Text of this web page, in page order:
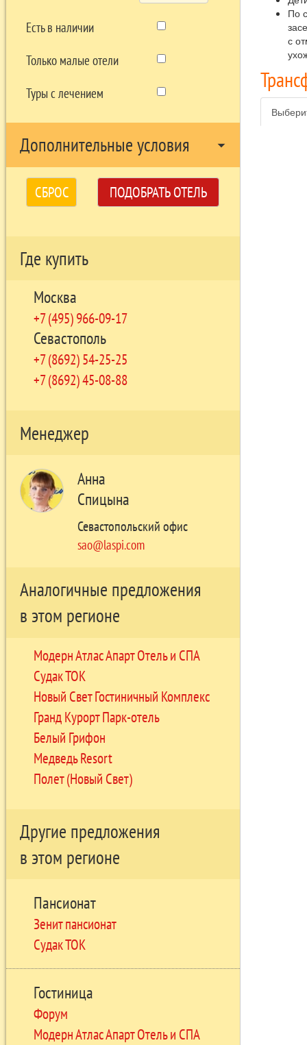
Есть в наличии
Только малые отели
Туры с лечением
Дополнительные условия arrow_drop_down
СБРОС ПОДОБРАТЬ ОТЕЛЬ
Где купить
Москва
+7 (495) 966-09-17
Севастополь
+7 (8692) 54-25-25
+7 (8692) 45-08-88
Менеджер
Анна
Спицына
Севастопольский офис
sao@laspi.com
Аналогичные предложения
в этом регионе
Модерн Атлас Апарт Отель и СПА
Судак ТОК
Новый Свет Гостиничный Комплекс
Гранд Курорт Парк-отель
Белый Грифон
Медведь Resort
Полет (Новый Свет)
Другие предложения
в этом регионе
Пансионат
Зенит пансионат
Судак ТОК
Гостиница
Форум
Модерн Атлас Апарт Отель и СПА
По
с